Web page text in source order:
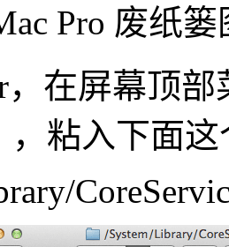
Pro 废纸
，在屏幕顶
粘入下面这